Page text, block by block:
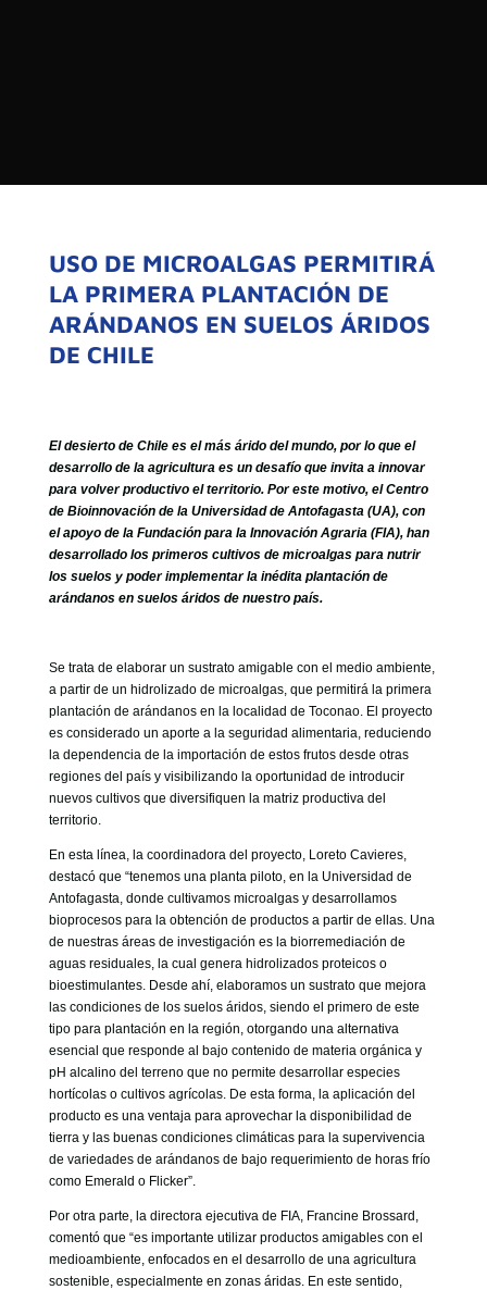
ESTADO DE CHILE
QUIENES SOMOS
MISIÓN
VISIÓN
GOBIERNO CORPORATIVO
NUESTRO EQUIPO
USO DE MICROALGAS PERMITIRÁ
LA PRIMERA PLANTACIÓN DE
ARÁNDANOS EN SUELOS ÁRIDOS
DE CHILE
El desierto de Chile es el más árido del mundo, por lo que el
desarrollo de la agricultura es un desafío que invita a innovar
para volver productivo el territorio. Por este motivo, el Centro
de Bioinnovación de la Universidad de Antofagasta (UA), con
el apoyo de la Fundación para la Innovación Agraria (FIA), han
desarrollado los primeros cultivos de microalgas para nutrir
los suelos y poder implementar la inédita plantación de
arándanos en suelos áridos de nuestro país.
Se trata de elaborar un sustrato amigable con el medio ambiente,
a partir de un hidrolizado de microalgas, que permitirá la primera
plantación de arándanos en la localidad de Toconao. El proyecto
es considerado un aporte a la seguridad alimentaria, reduciendo
la dependencia de la importación de estos frutos desde otras
regiones del país y visibilizando la oportunidad de introducir
nuevos cultivos que diversifiquen la matriz productiva del
territorio.
En esta línea, la coordinadora del proyecto, Loreto Cavieres,
destacó que “tenemos una planta piloto, en la Universidad de
Antofagasta, donde cultivamos microalgas y desarrollamos
bioprocesos para la obtención de productos a partir de ellas. Una
de nuestras áreas de investigación es la biorremediación de
aguas residuales, la cual genera hidrolizados proteicos o
bioestimulantes. Desde ahí, elaboramos un sustrato que mejora
las condiciones de los suelos áridos, siendo el primero de este
tipo para plantación en la región, otorgando una alternativa
esencial que responde al bajo contenido de materia orgánica y
pH alcalino del terreno que no permite desarrollar especies
hortícolas o cultivos agrícolas. De esta forma, la aplicación del
producto es una ventaja para aprovechar la disponibilidad de
tierra y las buenas condiciones climáticas para la supervivencia
de variedades de arándanos de bajo requerimiento de horas frío
como Emerald o Flicker”.
Por otra parte, la directora ejecutiva de FIA, Francine Brossard,
comentó que “es importante utilizar productos amigables con el
medioambiente, enfocados en el desarrollo de una agricultura
sostenible, especialmente en zonas áridas. En este sentido,